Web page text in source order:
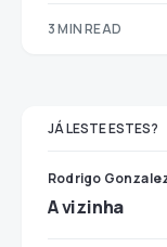
3 MIN READ
JÁ LESTE ESTES?
Rodrigo
A vizinha